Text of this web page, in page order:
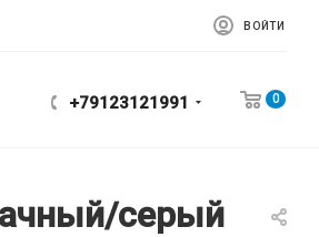
ВОЙТИ
+79123121991 0
серый